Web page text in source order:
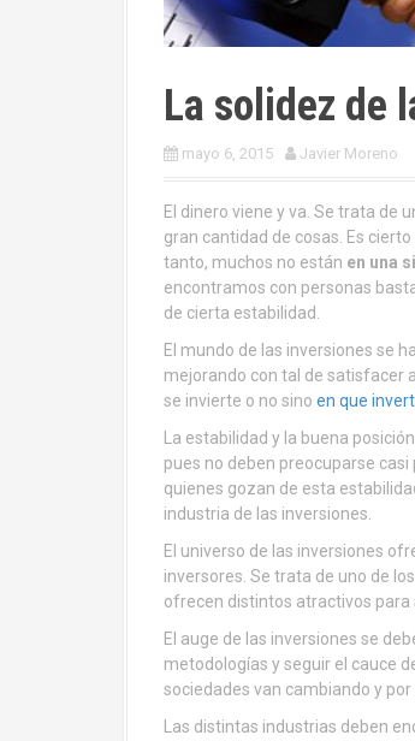
La solidez de
mayo 6, 2015 Javier Moreno
El dinero viene y va. Se trata de
gran cantidad de cosas. Es
tanto, muchos no están en una
encontramos con personas
de cierta estabilidad.
El mundo de las inversiones se
mejorando con tal de satisfacer
se invierte o no sino en que
La estabilidad y la buena
pues no deben preocuparse casi
quienes gozan de esta
industria de las inversiones.
El universo de las inversiones
inversores. Se trata de uno de
ofrecen distintos atractivos para
El auge de las inversiones se
metodologías y seguir el cauce
sociedades van cambiando y
Las distintas industrias deben